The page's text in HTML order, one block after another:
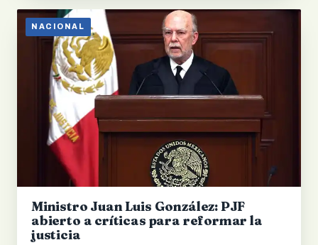
NACIONAL
Ministro Juan Luis González: PJF
abierto a críticas para reformar la
justicia